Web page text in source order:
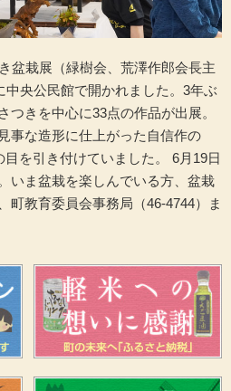
盆栽展（緑樹会、荒澤作郎会長主
中央公民館で開かれました。3年ぶ
つきを中心に33点の作品が出展。
事な造形に仕上がった自信作の
を引き付けていました。 6月19日
いま盆栽を楽しんでいる方、盆栽
町教育委員会事務局（46-4744）ま